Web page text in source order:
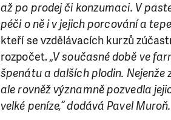
až po prodej či konzumaci. V
péči o ně i v jejich porcování a
kteří se vzdělávacích kurzů
rozpočet.„V současné době ve
špenátu a dalších plodin.
ale rovněž významně pozvedla
velké peníze,“ dodává Pavel Muroň.